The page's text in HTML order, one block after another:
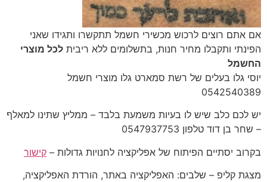
‎אם אתם רוצים לרכוש מכשירי חשמל תתקשרו ותגידו שאני
הפינתי ותקבלו מחיר חנות, בתשלומים ללא ריבית לכל מוצרי
החשמל
יוסי גלו בעלים של רשת סמארט גלו מוצרי חשמל
‎0542540389‎
יש לכם כלב שיש לו בעיות משמעת בלבד – ממליץ שתינו למאלף
– שחר בן דוד טלפון 0547937753
בקרוב יסתיים הפיתוח של אפליקציה לחנויות גדולות – קישור
מצגת קליפ – שלבים: האפליקציה באתר, הורדת האפליקציה,